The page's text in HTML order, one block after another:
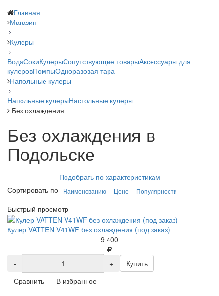
Главная
Магазин
Кулеры
ВодаСокиКулерыСопутствующие товарыАксессуары для
кулеровПомпыОдноразовая тара
Напольные кулеры
Напольные кулерыНастольные кулеры
Без охлаждения
Без охлаждения в
Подольске
Подобрать по характеристикам
Сортировать по
Наименованию Цене Популярности
Быстрый просмотр
Кулер VATTEN V41WF без охлаждения (под заказ)
9 400
- +
Купить
Сравнить
В избранное